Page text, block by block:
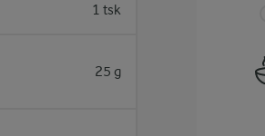
1 tsk
25 g